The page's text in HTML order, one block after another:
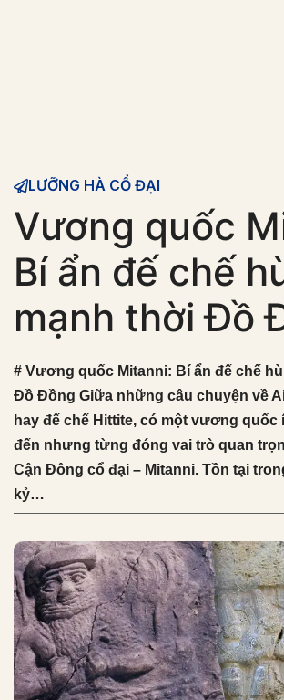
LƯỠNG HÀ CỔ ĐẠI
Vương quốc
Bí ẩn đế chế
mạnh thời Đồ
# Vương quốc Mitanni: Bí ẩn đế chế
Đồ Đồng Giữa những câu chuyện về
hay đế chế Hittite, có một vương
đến nhưng từng đóng vai trò quan
Cận Đông cổ đại – Mitanni. Tồn tại
kỷ…